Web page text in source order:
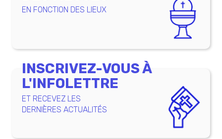
EN FONCTION DES LIEUX
INSCRIVEZ-VOUS À
L'INFOLETTRE
ET RECEVEZ LES
DERNIÈRES ACTUALITÉS